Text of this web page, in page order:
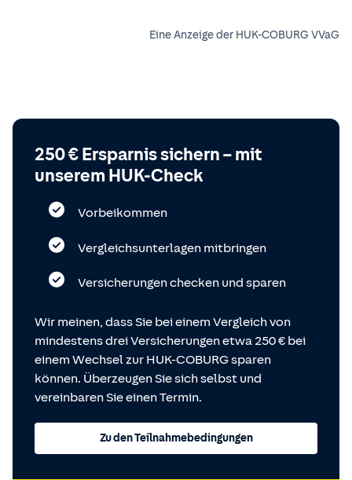
Eine Anzeige der HUK-COBURG VVaG
250 € Ersparnis sichern – mit
unserem HUK-Check
Vorbeikommen
Vergleichsunterlagen mitbringen
Versicherungen checken und sparen
Wir meinen, dass Sie bei einem Vergleich von
mindestens drei Versicherungen etwa 250 € bei
einem Wechsel zur HUK-COBURG sparen
können. Überzeugen Sie sich selbst und
vereinbaren Sie einen Termin.
Zu den Teilnahmebedingungen